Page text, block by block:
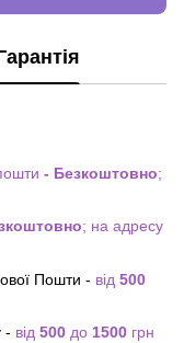
- Безкоштовно;
; на адресу
Пошти - від 500
- від 500 до 1500 грн